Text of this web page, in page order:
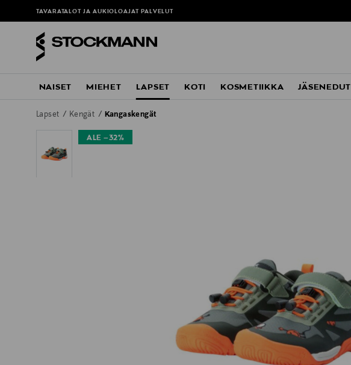
TAVARATALOT JA AUKIOLOAJAT PALVELUT
NAISET MIEHET LAPSET KOTI KOSMETIIKKA JÄSENEDUT
Lapset Kengät Kangaskengät
ALE –32%